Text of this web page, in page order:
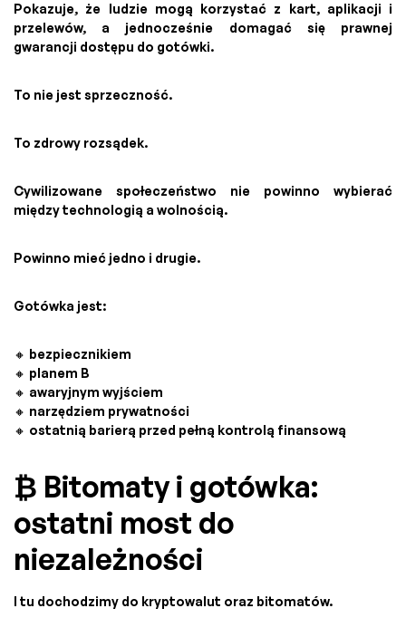
Pokazuje, że ludzie mogą korzystać z kart, aplikacji i
przelewów, a jednocześnie domagać się prawnej
gwarancji dostępu do gotówki.
To nie jest sprzeczność.
To zdrowy rozsądek.
Cywilizowane społeczeństwo nie powinno wybierać
między technologią a wolnością.
Powinno mieć jedno i drugie.
Gotówka jest:
🔸 bezpiecznikiem
🔸 planem B
🔸 awaryjnym wyjściem
🔸 narzędziem prywatności
🔸 ostatnią barierą przed pełną kontrolą finansową
₿ Bitomaty i gotówka:
ostatni most do
niezależności
I tu dochodzimy do kryptowalut oraz bitomatów.